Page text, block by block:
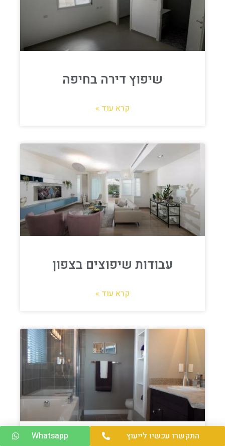
שיפוץ דירה בחיפה
קרא עוד »
עבודות שיפוצים בצפון
קרא עוד »
התקשרו עכשיו לייעוץ Whatsapp